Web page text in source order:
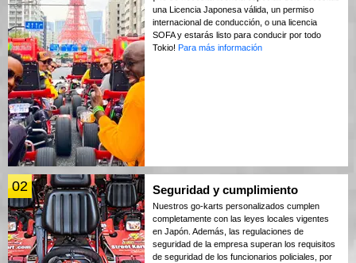
una Licencia Japonesa válida, un permiso
internacional de conducción, o una licencia
SOFA y estarás listo para conducir por todo
Tokio! Para más información
02 Seguridad y cumplimiento
Nuestros go-karts personalizados cumplen
completamente con las leyes locales vigentes
en Japón. Además, las regulaciones de
seguridad de la empresa superan los requisitos
de seguridad de los funcionarios policiales, por